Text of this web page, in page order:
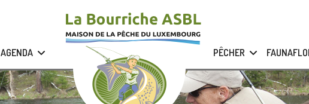
AGENDA PÊCHER